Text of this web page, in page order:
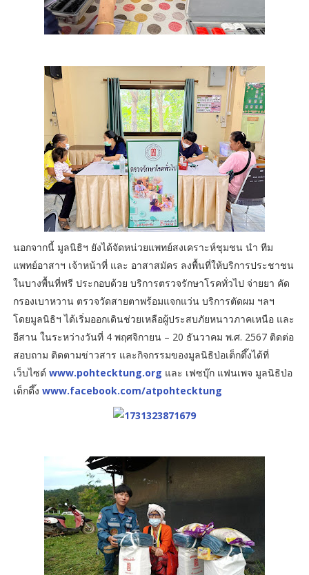
นอกจากนี้ มูลนิธิฯ ยังได้จัดหน่วยแพทย์สงเคราะห์ชุมชน นำ ทีม
แพทย์อาสาฯ เจ้าหน้าที่ และ อาสาสมัคร ลงพื้นที่ให้บริการประชาชน
ในบางพื้นที่ฟรี ประกอบด้วย บริการตรวจรักษาโรคทั่วไป จ่ายยา คัด
กรองเบาหวาน ตรวจวัดสายตาพร้อมแจกแว่น บริการตัดผม ฯลฯ
โดยมูลนิธิฯ ได้เริ่มออกเดินช่วยเหลือผู้ประสบภัยหนาวภาคเหนือ และ
อีสาน ในระหว่างวันที่ 4 พฤศจิกายน – 20 ธันวาคม พ.ศ. 2567 ติดต่อ
สอบถาม ติดตามข่าวสาร และกิจกรรมของมูลนิธิป่อเต็กตึ๊งได้ที่
เว็บไซต์ www.pohtecktung.org และ เฟซบุ๊ก แฟนเพจ มูลนิธิป่อ
เต็กตึ๊ง www.facebook.com/atpohtecktung